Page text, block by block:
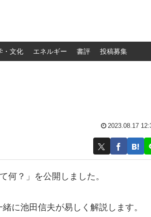
・文化 エネルギー 書評 投稿募集
2023.08.17
何？」を公開しました。
に池田信夫が易しく解説します。